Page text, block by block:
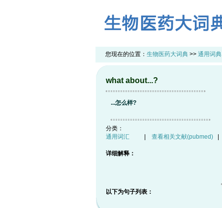
您现在的位置： 生物医药大词典 >> 通用词典
what about...?
...怎么样?
分类：
通用词汇
查看相关文献(pubmed)
详细解释：
以下为句子列表：